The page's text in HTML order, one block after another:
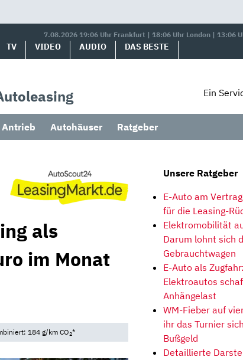
7.08.2026 19:06 Uhr Frankfurt | 18:06 Uhr London | 13:06
TV VIDEO AUDIO DAS BESTE
Ein
Antrieb Autohäuser Ratgeber
als
im Monat
184 g/km CO2*
Unsere Ratgeber
E-Auto am
für die Leasing-
Elektromobilität
Darum lohnt sich
Gebrauchtwagen
E-Auto als
Elektroautos
Anhängelast
WM-Fieber auf
ihr das Turnier
Bußgeld
Detaillierte